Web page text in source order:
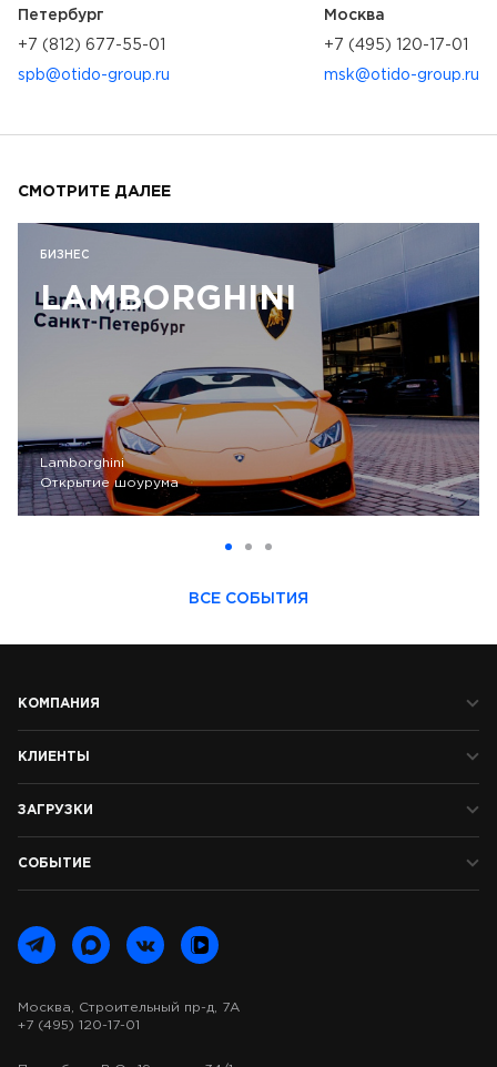
Петербург
+7 (812) 677-55-01
spb@otido-group.ru
Москва
+7 (495) 120-17-01
msk@otido-group.ru
СМОТРИТЕ ДАЛЕЕ
БИЗНЕС
LAMBORGHINI
Lamborghini
Открытие шоурума
ВСЕ СОБЫТИЯ
Москва, Строительный пр-д, 7А
+7 (495) 120-17-01
КОМПАНИЯ
КЛИЕНТЫ
ЗАГРУЗКИ
СОБЫТИЕ